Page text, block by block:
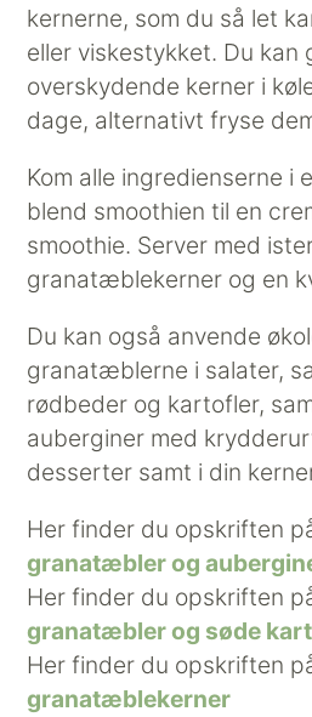
kernerne, som du så let
eller viskestykket. Du kan
overskydende kerner i
dage, alternativt fryse
Kom alle ingredienserne i
blend smoothien til en
smoothie. Server med
granatæblekerner og en
Du kan også anvende
granatæblerne i salater,
rødbeder og kartofler,
auberginer med
desserter samt i din
Her finder du opskriften
granatæbler og
Her finder du opskriften
granatæbler og søde
Her finder du opskriften
granatæblekerner